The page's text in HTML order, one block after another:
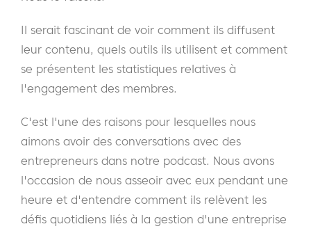
Il serait fascinant de voir comment ils diffusent
leur contenu, quels outils ils utilisent et comment
se présentent les statistiques relatives à
l'engagement des membres.
C'est l'une des raisons pour lesquelles nous
aimons avoir des conversations avec des
entrepreneurs dans notre podcast. Nous avons
l'occasion de nous asseoir avec eux pendant une
heure et d'entendre comment ils relèvent les
défis quotidiens liés à la gestion d'une entreprise